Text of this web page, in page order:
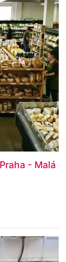
- Malá